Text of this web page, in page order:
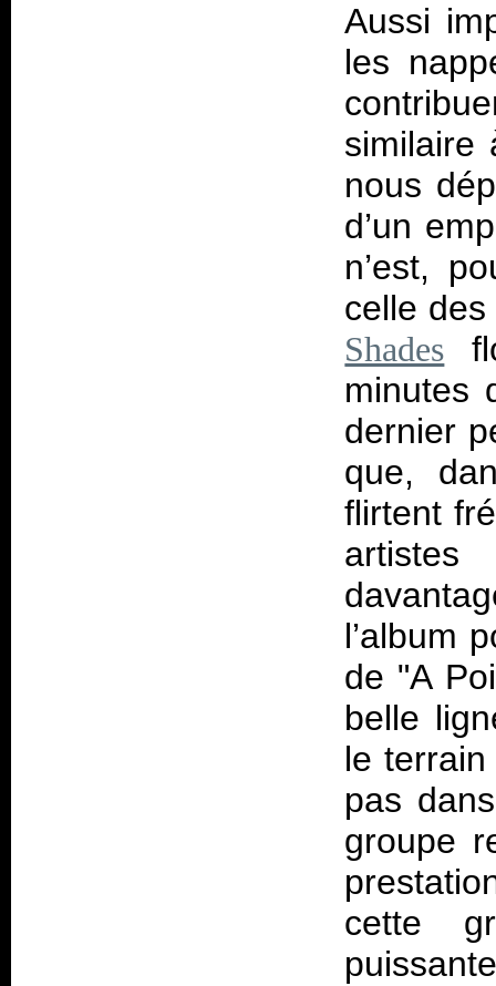
Aussi
les
similaire
nous
d’un
n’est,
celle
Shades
minutes
dernier
que,
flirtent
l’album
de "A
belle
le
pas
groupe
cette